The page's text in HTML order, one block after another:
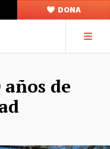
DONA
de